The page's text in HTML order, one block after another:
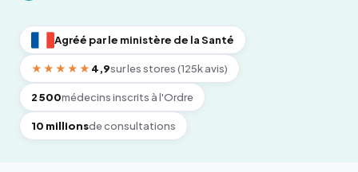
Agréé par le ministère de la Santé
★★★★★ 4,9sur les stores (125k avis)
2 500médecins inscrits à l'Ordre
10 millionsde consultations